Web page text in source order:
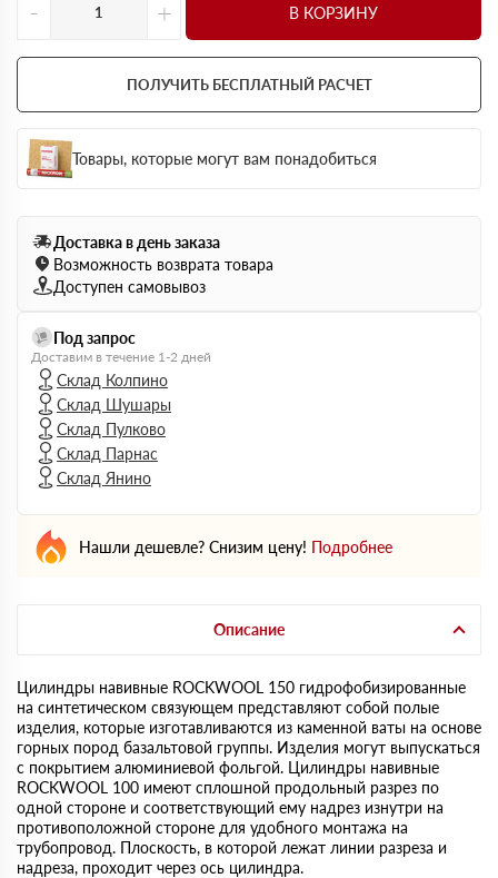
- + В КОРЗИНУ
ПОЛУЧИТЬ БЕСПЛАТНЫЙ РАСЧЕТ
Товары, которые могут вам понадобиться
Доставка в день заказа
Возможность возврата товара
Доступен самовывоз
Под запрос
Доставим в течение 1-2 дней
Склад Колпино
Склад Шушары
Склад Пулково
Склад Парнас
Склад Янино
Нашли дешевле? Снизим цену! Подробнее
Описание
Цилиндры навивные ROCKWOOL 150 гидрофобизированные
на синтетическом связующем представляют собой полые
изделия, которые изготавливаются из каменной ваты на основе
горных пород базальтовой группы. Изделия могут выпускаться
с покрытием алюминиевой фольгой. Цилиндры навивные
ROCKWOOL 100 имеют сплошной продольный разрез по
одной стороне и соответствующий ему надрез изнутри на
противоположной стороне для удобного монтажа на
трубопровод. Плоскость, в которой лежат линии разреза и
надреза, проходит через ось цилиндра.